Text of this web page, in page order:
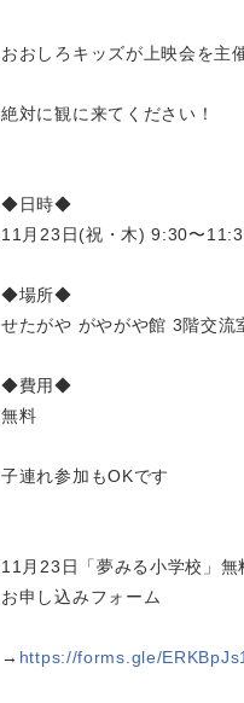
おおしろキッズが上映会を主
絶対に観に来てください！
◆日時◆
11月23日(祝・木) 9:30〜
◆場所◆
せたがや がやがや館 3階交流
◆費用◆
無料
子連れ参加もOKです
11月23日「夢みる小学校」無
お申し込みフォーム
→ https://forms.gle/